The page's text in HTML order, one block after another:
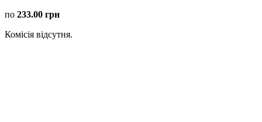
по 233.00 грн
Комісія відсутня.